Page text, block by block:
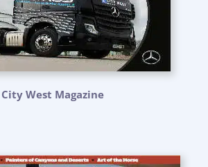
City West Magazine